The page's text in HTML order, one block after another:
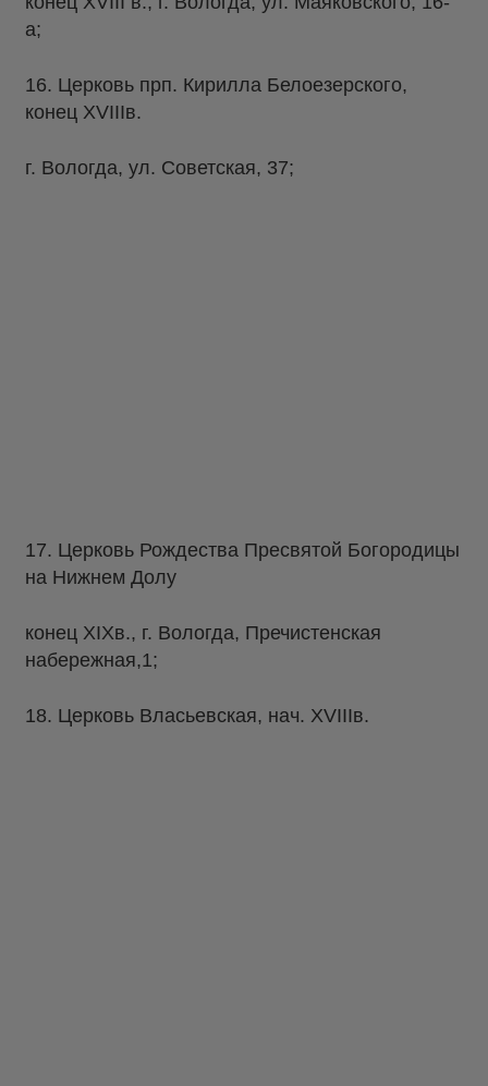
а;
16. Церковь прп. Кирилла Белоезерского,
конец XVIIIв.
г. Вологда, ул. Советская, 37;
17. Церковь Рождества Пресвятой Богородицы
на Нижнем Долу
конец XIXв., г. Вологда, Пречистенская
набережная,1;
18. Церковь Власьевская, нач. ХVIIIв.